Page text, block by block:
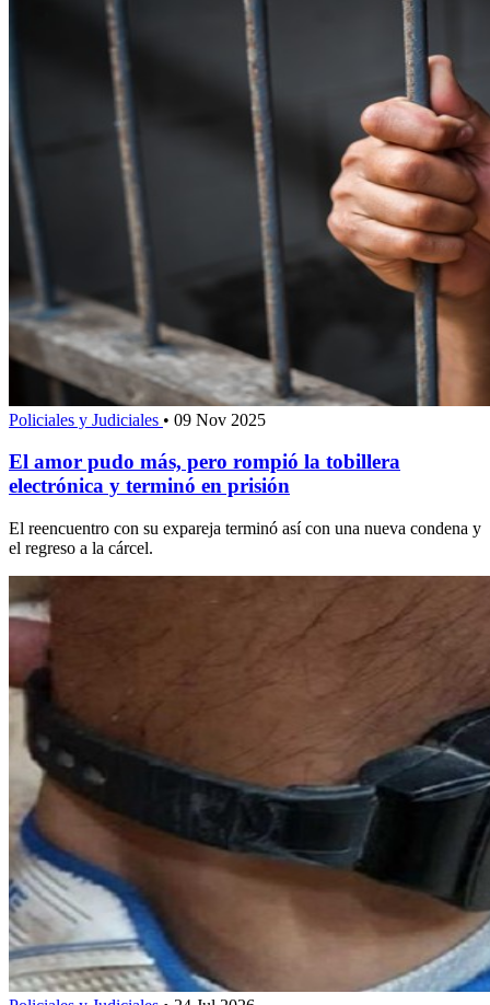
Policiales y Judiciales • 09 Nov 2025
El amor pudo más, pero rompió la tobillera
electrónica y terminó en prisión
El reencuentro con su expareja terminó así con una nueva condena y
el regreso a la cárcel.